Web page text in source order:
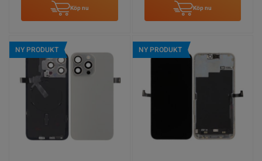
Köp nu Köp nu
NY PRODUKT NY PRODUKT